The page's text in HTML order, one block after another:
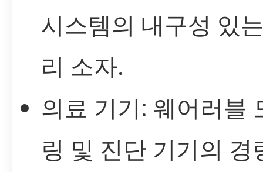
시스템의 내구성 있
리 소자.
의료 기기: 웨어러블
링 및 진단 기기의 경